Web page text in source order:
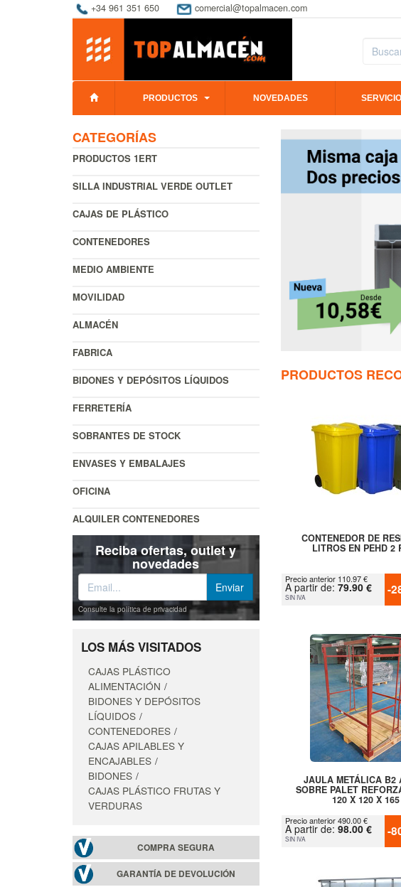
+34 961 351 650 comercial@topalmacen.com
PRODUCTOS NOVEDADES
CATEGORÍAS
PRODUCTOS 1ERT
SILLA INDUSTRIAL VERDE OUTLET
CAJAS DE PLÁSTICO
CONTENEDORES
MEDIO AMBIENTE
MOVILIDAD
ALMACÉN
FABRICA
BIDONES Y DEPÓSITOS LÍQUIDOS
FERRETERÍA
SOBRANTES DE STOCK
ENVASES Y EMBALAJES
OFICINA
ALQUILER CONTENEDORES
Reciba ofertas, outlet y
novedades
Consulte la política de privacidad
LOS MÁS VISITADOS
CAJAS PLÁSTICO
ALIMENTACIÓN
BIDONES Y DEPÓSITOS
LÍQUIDOS
CONTENEDORES
CAJAS APILABLES Y
ENCAJABLES
BIDONES
CAJAS PLÁSTICO FRUTAS Y
VERDURAS
COMPRA SEGURA
GARANTÍA DE DEVOLUCIÓN
PRODUCTOS
CONTENEDOR DE
LITROS EN PEHD 2
Precio anterior 110.97 €
A partir de: 79.90 €
SIN IVA -
JAULA METÁLICA B2
SOBRE PALET
120 X 120 X
Precio anterior 490.00 €
A partir de: 98.00 €
SIN IVA -